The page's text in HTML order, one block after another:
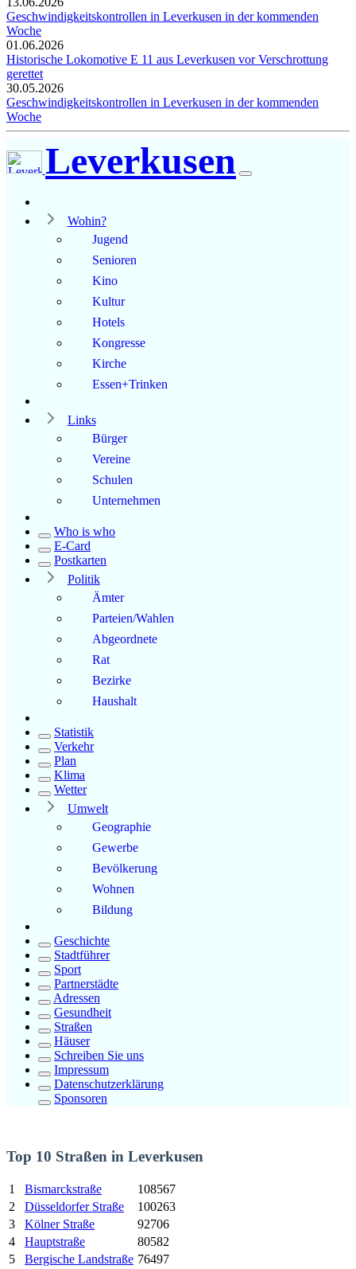
Geschwindigkeitskontrollen in Leverkusen in der kommenden
Woche
01.06.2026
Historische Lokomotive E 11 aus Leverkusen vor Verschrottung
gerettet
30.05.2026
Geschwindigkeitskontrollen in Leverkusen in der kommenden
Woche
Leverkusen
Wohin?
Jugend
Senioren
Kino
Kultur
Hotels
Kongresse
Kirche
Essen+Trinken
Links
Bürger
Vereine
Schulen
Unternehmen
Who is who
E-Card
Postkarten
Politik
Ämter
Parteien/Wahlen
Abgeordnete
Rat
Bezirke
Haushalt
Statistik
Verkehr
Plan
Klima
Wetter
Umwelt
Geographie
Gewerbe
Bevölkerung
Wohnen
Bildung
Geschichte
Stadtführer
Sport
Partnerstädte
Adressen
Gesundheit
Straßen
Häuser
Schreiben Sie uns
Impressum
Datenschutzerklärung
Sponsoren
Top 10 Straßen in Leverkusen
1 Bismarckstraße
108567
2
Düsseldorfer Straße
100263
3
Kölner Straße
92706
4
Hauptstraße
80582
5
Bergische Landstraße 76497